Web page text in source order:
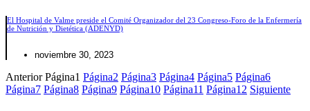
El Hospital de Valme preside el Comité Organizador del 23 Congreso-Foro de la Enfermería
de Nutrición y Dietética (ADENYD)
noviembre 30, 2023
Anterior Página1 Página2 Página3 Página4 Página5 Página6
Página7 Página8 Página9 Página10 Página11 Página12 Siguiente